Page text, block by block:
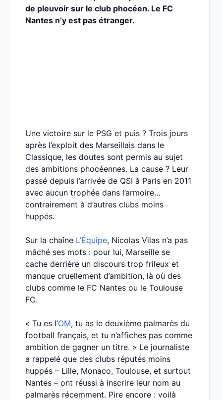
de pleuvoir sur le club phocéen. Le FC
Nantes n’y est pas étranger.
Une victoire sur le PSG et puis ? Trois jours
après l’exploit des Marseillais dans le
Classique, les doutes sont permis au sujet
des ambitions phocéennes. La cause ? Leur
passé depuis l’arrivée de QSI à Paris en 2011
avec aucun trophée dans l’armoire…
contrairement à d’autres clubs moins
huppés.
Sur la chaîne L’Équipe, Nicolas Vilas n’a pas
mâché ses mots : pour lui, Marseille se
cache derrière un discours trop frileux et
manque cruellement d’ambition, là où des
clubs comme le FC Nantes ou le Toulouse
FC.
« Tu es l’OM, tu as le deuxième palmarès du
football français, et tu n’affiches pas comme
ambition de gagner un titre. » Le journaliste
a rappelé que des clubs réputés moins
huppés – Lille, Monaco, Toulouse, et surtout
Nantes – ont réussi à inscrire leur nom au
palmarès récemment. Pire encore : voilà